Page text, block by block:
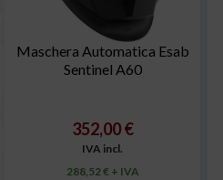
Maschera Automatica Esab
Sentinel A60
352,00 €
IVA incl.
288,52 € + IVA